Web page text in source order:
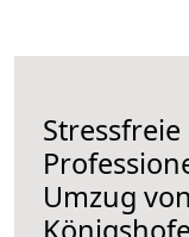
Umzug